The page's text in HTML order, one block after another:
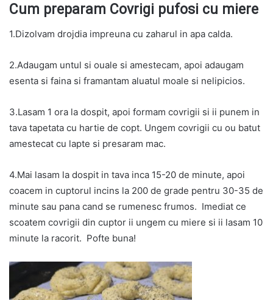
Cum preparam Covrigi pufosi cu miere
1.Dizolvam drojdia impreuna cu zaharul in apa calda.
2.Adaugam untul si ouale si amestecam, apoi adaugam
esenta si faina si framantam aluatul moale si nelipicios.
3.Lasam 1 ora la dospit, apoi formam covrigii si ii punem in
tava tapetata cu hartie de copt. Ungem covrigii cu ou batut
amestecat cu lapte si presaram mac.
4.Mai lasam la dospit in tava inca 15-20 de minute, apoi
coacem in cuptorul incins la 200 de grade pentru 30-35 de
minute sau pana cand se rumenesc frumos. Imediat ce
scoatem covrigii din cuptor ii ungem cu miere si ii lasam 10
minute la racorit. Pofte buna!